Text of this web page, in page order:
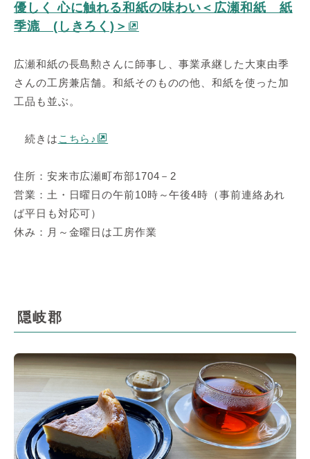
優しく 心に触れる和紙の味わい＜広瀬和紙 紙
季漉 (しきろく)＞
広瀬和紙の長島勲さんに師事し、事業承継した大東由季
さんの工房兼店舗。和紙そのものの他、和紙を使った加
工品も並ぶ。
続きは こちら♪
住所：安来市広瀬町布部1704－2
営業：土・日曜日の午前10時～午後4時（事前連絡あれ
ば平日も対応可）
休み：月～金曜日は工房作業
隠岐郡